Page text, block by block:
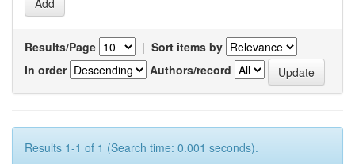
Results/Page | Sort items by
In order
Authors/record
Results 1-1 of 1 (Search time: 0.001 seconds).